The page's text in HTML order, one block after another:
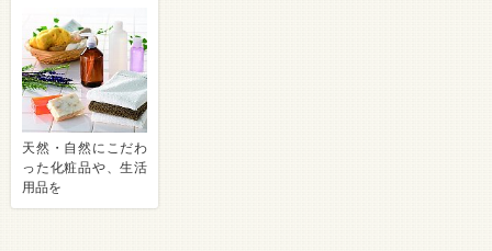
天然・自然にこだわ
った化粧品や、生活
用品を